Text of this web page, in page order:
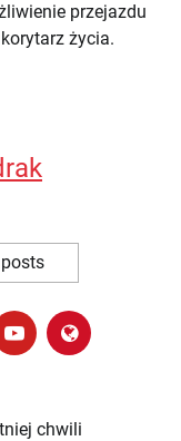
przejazdu
życia.
chwili